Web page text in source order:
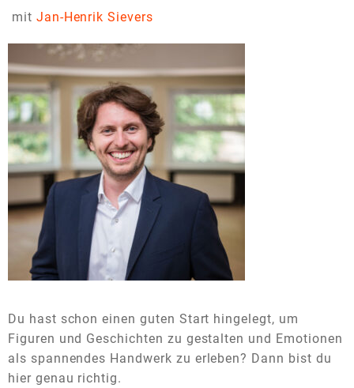
mit Jan-Henrik Sievers
Du hast schon einen guten Start hingelegt, um
Figuren und Geschichten zu gestalten und Emotionen
als spannendes Handwerk zu erleben? Dann bist du
hier genau richtig.